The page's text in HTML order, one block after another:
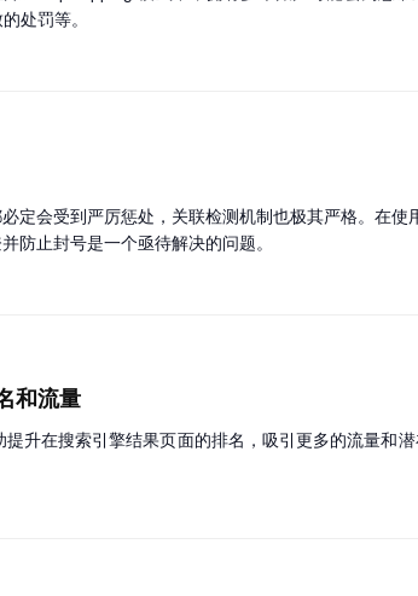
处罚等。
定会受到严厉惩处，关联检测机制也极其严格。在
防止封号是一个亟待解决的问题。
和流量
升在搜索引擎结果页面的排名，吸引更多的流量和